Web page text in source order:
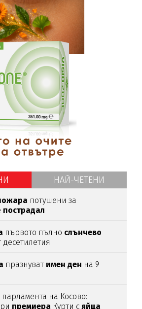
НАЙ-ЧЕТЕНИ
потушени за
пострадал
първото пълно слънчево
десетилетия
празнуват имен ден на 9
парламента на Косово:
премиера Курти сяйца